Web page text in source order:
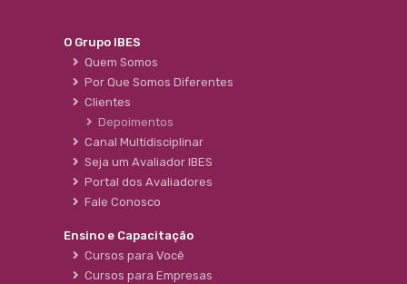
O Grupo IBES
Quem Somos
Por Que Somos Diferentes
Clientes
Depoimentos
Canal Multidisciplinar
Seja um Avaliador IBES
Portal dos Avaliadores
Fale Conosco
Ensino e Capacitação
Cursos para Você
Cursos para Empresas